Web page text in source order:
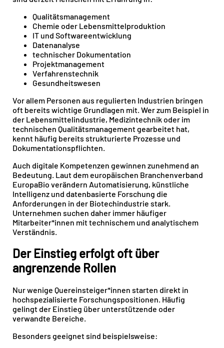
Qualitätsmanagement
Chemie oder Lebensmittelproduktion
IT und Softwareentwicklung
Datenanalyse
technischer Dokumentation
Projektmanagement
Verfahrenstechnik
Gesundheitswesen
Vor allem Personen aus regulierten Industrien bringen
oft bereits wichtige Grundlagen mit. Wer zum Beispiel in
der Lebensmittelindustrie, Medizintechnik oder im
technischen Qualitätsmanagement gearbeitet hat,
kennt häufig bereits strukturierte Prozesse und
Dokumentationspflichten.
Auch digitale Kompetenzen gewinnen zunehmend an
Bedeutung. Laut dem europäischen Branchenverband
EuropaBio verändern Automatisierung, künstliche
Intelligenz und datenbasierte Forschung die
Anforderungen in der Biotechindustrie stark.
Unternehmen suchen daher immer häufiger
Mitarbeiter*innen mit technischem und analytischem
Verständnis.
Der Einstieg erfolgt oft über
angrenzende Rollen
Nur wenige Quereinsteiger*innen starten direkt in
hochspezialisierte Forschungspositionen. Häufig
gelingt der Einstieg über unterstützende oder
verwandte Bereiche.
Besonders geeignet sind beispielsweise: